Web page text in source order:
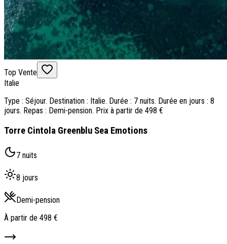
Top Vente
Italie
Type : Séjour. Destination : Italie. Durée : 7 nuits. Durée en jours : 8
jours. Repas : Demi-pension. Prix à partir de 498 €
Torre Cintola Greenblu Sea Emotions
7 nuits
8 jours
Demi-pension
À partir de 498 €